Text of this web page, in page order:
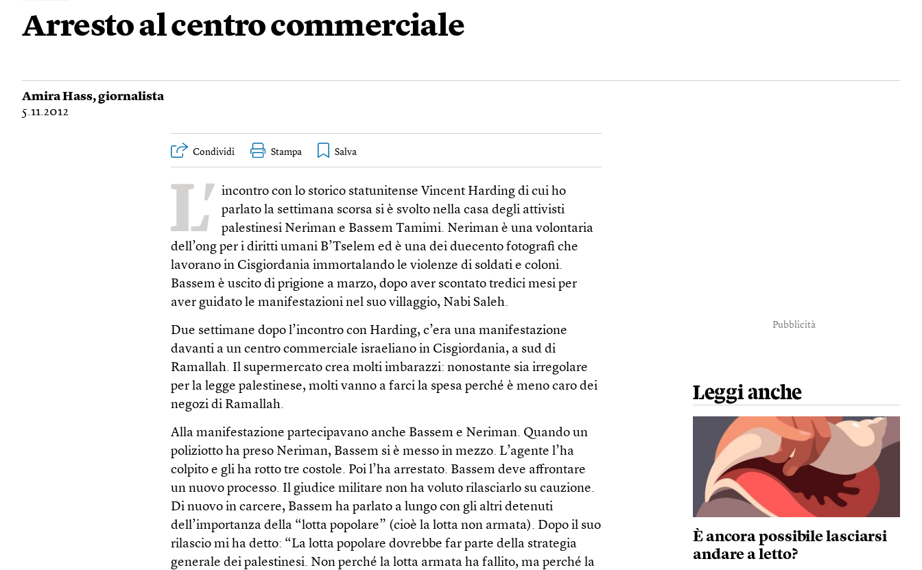
Arresto al centro commerciale
Amira Hass, giornalista
5.11.2012
Condividi Stampa
L’ incontro con lo storico statunitense Vincent Harding di cui ho
parlato la settimana scorsa si è svolto nella casa degli attivisti
palestinesi Neriman e Bassem Tamimi. Neriman è una volontaria
dell’ong per i diritti umani B’Tselem ed è una dei duecento fotografi che
lavorano in Cisgiordania immortalando le violenze di soldati e coloni.
Bassem è uscito di prigione a marzo, dopo aver scontato tredici mesi per
aver guidato le manifestazioni nel suo villaggio, Nabi Saleh.
Due settimane dopo l’incontro con Harding, c’era una manifestazione
davanti a un centro commerciale israeliano in Cisgiordania, a sud di
Ramallah. Il supermercato crea molti imbarazzi: nonostante sia irregolare
per la legge palestinese, molti vanno a farci la spesa perché è meno caro dei
negozi di Ramallah.
Alla manifestazione partecipavano anche Bassem e Neriman. Quando un
poliziotto ha preso Neriman, Bassem si è messo in mezzo. L’agente l’ha
colpito e gli ha rotto tre costole. Poi l’ha arrestato. Bassem deve affrontare
un nuovo processo. Il giudice militare non ha voluto rilasciarlo su cauzione.
Di nuovo in carcere, Bassem ha parlato a lungo con gli altri detenuti
dell’importanza della “lotta popolare” (cioè la lotta non armata). Dopo il suo
rilascio mi ha detto: “La lotta popolare dovrebbe far parte della strategia
generale dei palestinesi. Non perché la lotta armata ha fallito, ma perché la
Pubblicità
Leggi anche
È ancora possibile lasciarsi
andare a letto?